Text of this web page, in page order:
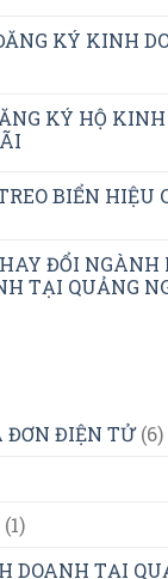
KÝ KINH
KÝ HỘ
BIỂN HIỆU
ĐỔI NGÀNH
TẠI QUẢNG
ĐƠN ĐIỆN TỬ(6)
(1)
DOANH TẠI